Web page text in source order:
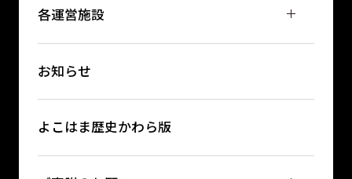
各運営施設
お知らせ
よこはま歴史かわら版